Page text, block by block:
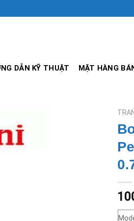
DẪN KỸ THUẬT MẶT HÀNG